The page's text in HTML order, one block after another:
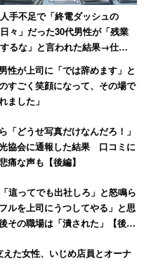
鈴木さんは精神科医の清
もとで、対話やビデオ撮
え方と行動を変えて不安
う治療を受け、5年ぶり
ました。
のひきこもりの原因でも
聴者も、共感する人や多
やいていました。
人手不足で「終電ダッシュの
日々」だった30代男性が「残業
するな」と言われた結果→仕事
がアホらしくなり退職
性が上司に「では辞めます」と
すごく笑顔になって、その場で
ました」
「どうせ写真だけなんだろ！」
協会に通報した結果 口コミに
痛な声も【後編】
這ってでも出社しろ」と怒鳴ら
ルを上司にうつしてやる」と思
その職場は「潰された」【後
えた女性、いじめ店員とオーナ